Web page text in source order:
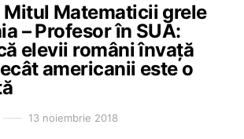
Mitul Matematicii grele
– Profesor în SUA:
elevii români învață
americanii este o
13 noiembrie 2018